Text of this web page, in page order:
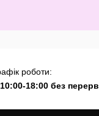
роботи:
18:00 без